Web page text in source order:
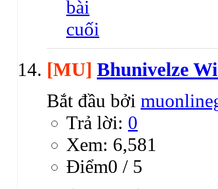
[MU] Bhunivelze
Bắt đầu bởi
Trả lời: 0
Xem: 6,581
Ðiểm0 / 5